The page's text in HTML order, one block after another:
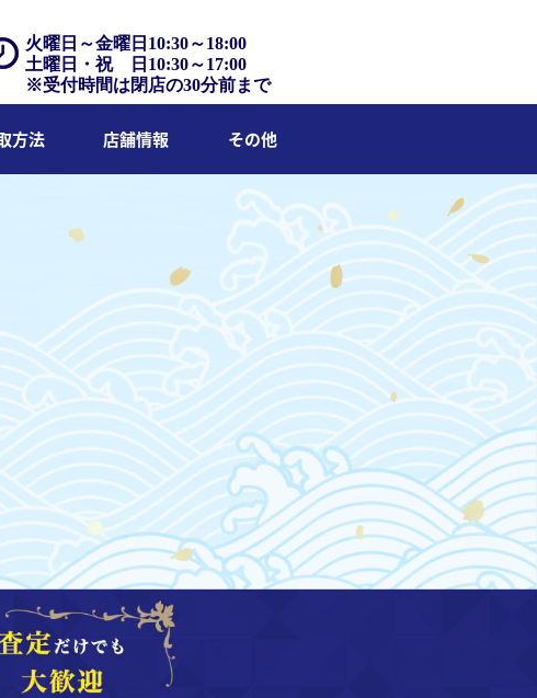
火曜日～金曜日10:30～18:00
土曜日・祝 日10:30～17:00
※受付時間は閉店の30分前まで
方法 店舗情報 その他